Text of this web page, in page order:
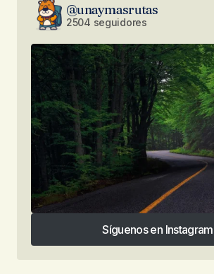
@unaymasrutas
2504 seguidores
Síguenos en Instagram
Síguenos en Instagram